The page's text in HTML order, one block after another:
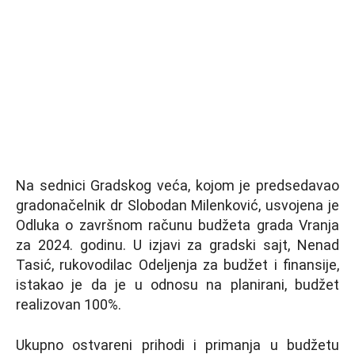
Na sednici Gradskog veća, kojom je predsedavao
gradonačelnik dr Slobodan Milenković, usvojena je
Odluka o završnom računu budžeta grada Vranja
za 2024. godinu. U izjavi za gradski sajt, Nenad
Tasić, rukovodilac Odelјenja za budžet i finansije,
istakao je da je u odnosu na planirani, budžet
realizovan 100%.
Ukupno ostvareni prihodi i primanja u budžetu